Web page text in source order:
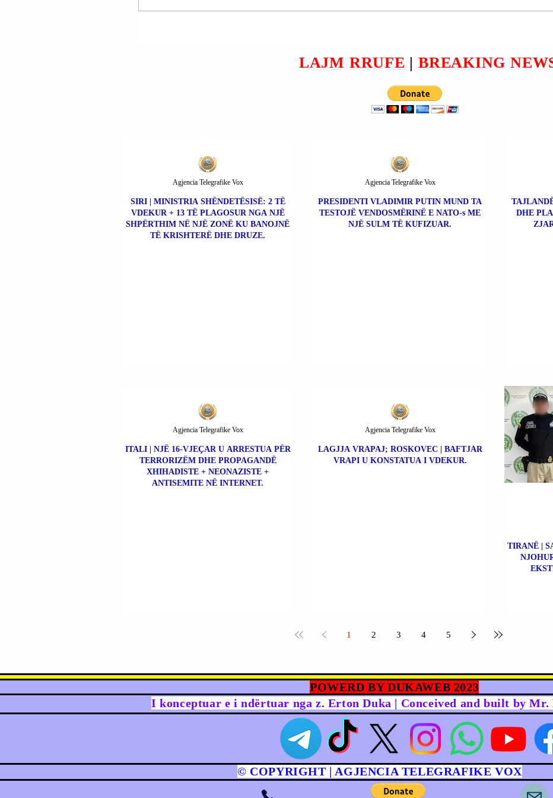
LAJM RRUFE | BREAKING
SIRI | MINISTRIA SHËNDETËSISË: 2 TË
VDEKUR + 13 TË PLAGOSUR NGA NJË
SHPËRTHIM NË NJË ZONË KU BANOJNË
TË KRISHTERË DHE DRUZE.
Agjencia Telegrafike Vox
PRESIDENTI VLADIMIR PUTIN MUND TA
TESTOJË VENDOSMËRINË E NATO-s ME
NJË SULM TË KUFIZUAR.
Agjencia Telegrafike Vox
DHE
ITALI | NJË 16-VJEÇAR U ARRESTUA PËR
TERRORIZËM DHE PROPAGANDË
XHIHADISTE + NEONAZISTE +
ANTISEMITE NË INTERNET.
Agjencia Telegrafike Vox
LAGJJA VRAPAJ; ROSKOVEC | BAFTJAR
VRAPI U KONSTATUA I VDEKUR.
Agjencia Telegrafike Vox
TIRANË |
1 2 3 4 5
POWERD BY DUKAWEB 2023
I konceptuar e i ndërtuar nga z. Erton Duka | Conceived and built by Mr.
© COPYRIGHT | AGJENCIA TELEGRAFIKE VOX